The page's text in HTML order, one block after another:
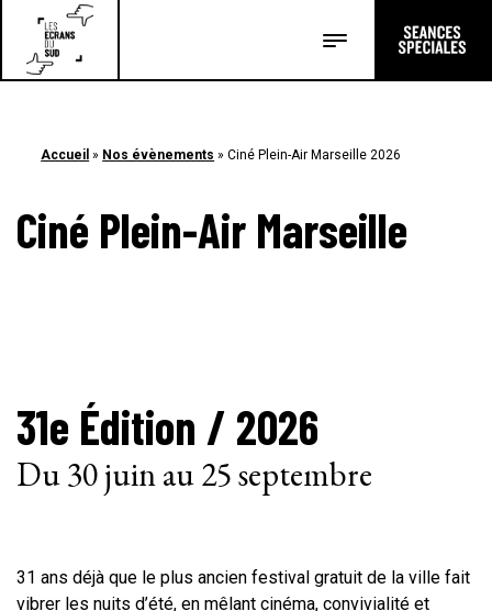
TRANSMISSION
ÉTUDIANTS AU CINÉMA
MATERNELLE AU CINÉMA
OPTION CINÉMA
A PROPOS
Accueil » Nos évènements »Ciné Plein-Air Marseille 2026
Ciné Plein-Air Marseille
31e Édition / 2026
Du 30 juin au 25 septembre
31 ans déjà que le plus ancien festival gratuit de la ville fait
vibrer les nuits d’été, en mêlant cinéma, convivialité et